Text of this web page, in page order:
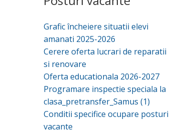
Grafic încheiere situatii elevi
amanati 2025-2026
Cerere oferta lucrari de reparatii
si renovare
Oferta educationala 2026-2027
Programare inspectie speciala la
clasa_pretransfer_Samus (1)
Conditii specifice ocupare posturi
vacante